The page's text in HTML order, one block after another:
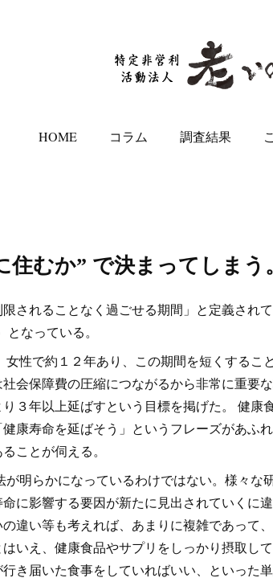
HOME コラム 調査結果
むか” で決まってしまう
されることなく過ごせる期間」と定義され
なっている。
性で約１２年あり、この期間を短くするこ
会保障費の圧縮につながるから非常に重要
３年以上延ばすという目標を掲げた。 健康
康寿命を延ばそう」というフレーズがあふ
ことが伺える。
が明らかになっているわけではない。様々な
に影響する要因が新たに見出されていくに
違い等も考えれば、あまりに複雑であって
いえ、健康食品やサプリをしっかり摂取し
き届いた食事をしていればいい、といった